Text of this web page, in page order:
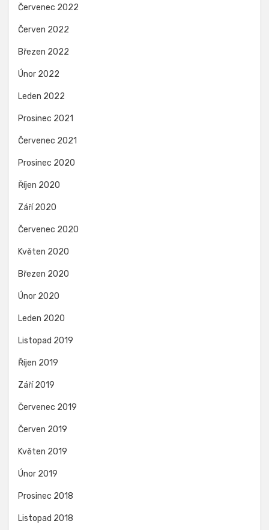
Červenec 2022
Červen 2022
Březen 2022
Únor 2022
Leden 2022
Prosinec 2021
Červenec 2021
Prosinec 2020
Říjen 2020
Září 2020
Červenec 2020
Květen 2020
Březen 2020
Únor 2020
Leden 2020
Listopad 2019
Říjen 2019
Září 2019
Červenec 2019
Červen 2019
Květen 2019
Únor 2019
Prosinec 2018
Listopad 2018